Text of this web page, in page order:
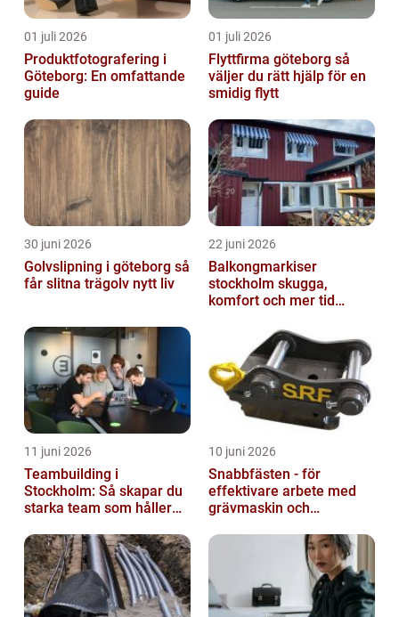
01 juli 2026
Produktfotografering i
Göteborg: En omfattande
guide
01 juli 2026
Flyttfirma göteborg så
väljer du rätt hjälp för en
smidig flytt
30 juni 2026
Golvslipning i göteborg så
får slitna trägolv nytt liv
22 juni 2026
Balkongmarkiser
stockholm skugga,
komfort och mer tid
11 juni 2026
Teambuilding i
Stockholm: Så skapar du
starka team som håller
10 juni 2026
Snabbfästen - för
effektivare arbete med
grävmaskin och